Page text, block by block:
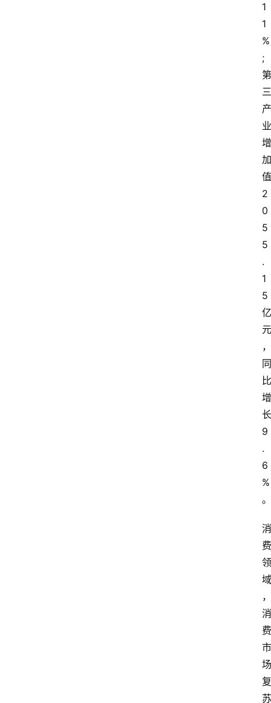
1
1
%
;
第
三
产
业
增
加
值
2
0
5
5
.
1
5
亿
元
，
同
比
增
长
9
.
6
%
。
消
费
领
域
，
消
费
市
场
复
苏